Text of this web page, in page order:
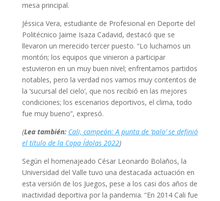
mesa principal.
Jéssica Vera, estudiante de Profesional en Deporte del
Politécnico Jaime Isaza Cadavid, destacó que se
llevaron un merecido tercer puesto. “Lo luchamos un
montón; los equipos que vinieron a participar
estuvieron en un muy buen nivel; enfrentamos partidos
notables, pero la verdad nos vamos muy contentos de
la ‘sucursal del cielo’, que nos recibió en las mejores
condiciones; los escenarios deportivos, el clima, todo
fue muy bueno”, expresó.
(Lea también: Cali, campeón: A punta de ‘palo’ se definió
el título de la Copa Ídolas 2022)
Según el homenajeado César Leonardo Bolaños, la
Universidad del Valle tuvo una destacada actuación en
esta versión de los Juegos, pese a los casi dos años de
inactividad deportiva por la pandemia. “En 2014 Cali fue